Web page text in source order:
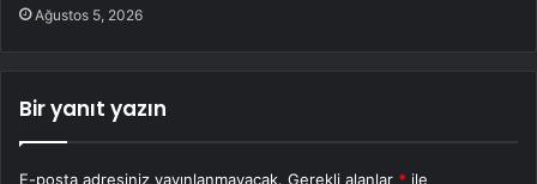
Ağustos 5, 2026
Bir yanıt yazın
E-posta adresiniz yayınlanmayacak. Gerekli alanlar * ile